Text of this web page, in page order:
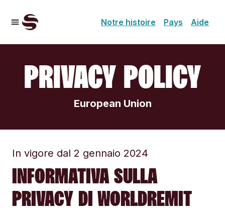
Notre histoire Pays Aide
PRIVACY POLICY
European Union
In vigore dal 2 gennaio 2024
INFORMATIVA SULLA
PRIVACY DI WORLDREMIT